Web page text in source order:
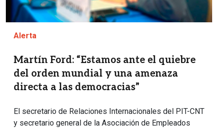
Alerta
Martín Ford: “Estamos ante el quiebre
del orden mundial y una amenaza
directa a las democracias”
El secretario de Relaciones Internacionales del PIT-CNT
y secretario general de la Asociación de Empleados